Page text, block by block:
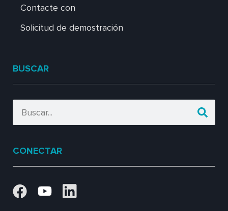
Contacte con
Solicitud de demostración
BUSCAR
CONECTAR